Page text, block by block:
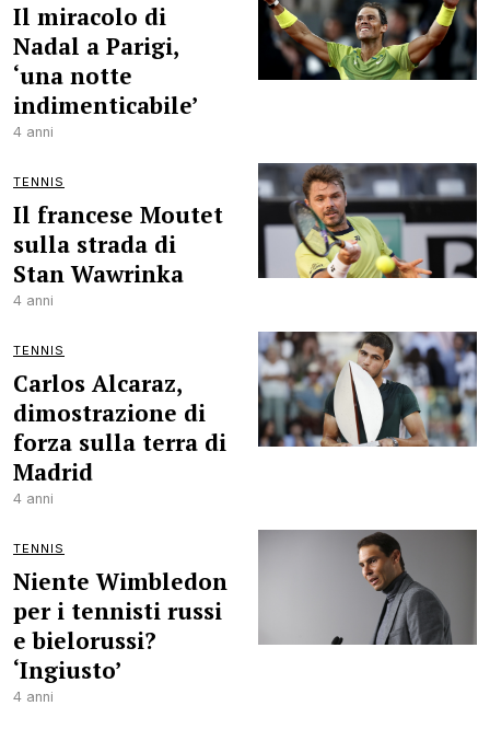
Il miracolo di
Nadal a Parigi,
‘una notte
indimenticabile’
4 anni
TENNIS
Il francese Moutet
sulla strada di
Stan Wawrinka
4 anni
TENNIS
Carlos Alcaraz,
dimostrazione di
forza sulla terra di
Madrid
4 anni
TENNIS
Niente Wimbledon
per i tennisti russi
e bielorussi?
‘Ingiusto’
4 anni